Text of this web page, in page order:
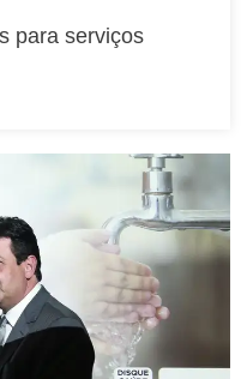
para serviços